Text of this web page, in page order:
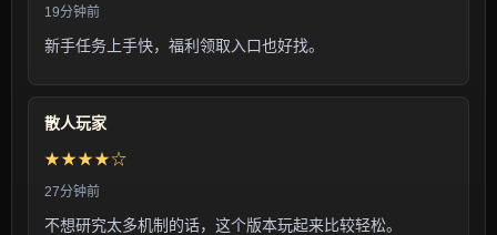
19分钟前
新手任务上手快，福利领取入口也好找。
散人玩家
★★★★☆
27分钟前
不想研究太多机制的话，这个版本玩起来比较轻松。